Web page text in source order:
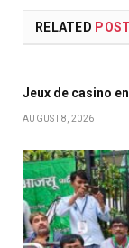
RELATED
Jeux de casino
AUGUST 8, 2026